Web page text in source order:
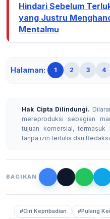
Hindari Sebelum
yang Justru
Mentalmu
Halaman: 1 2 3 4
Hak Cipta Dilindungi.
mereproduksi sebagian
tujuan komersial,
tanpa izin tertulis dari
BAGIKAN
#Ciri Kepribadian #Pulang